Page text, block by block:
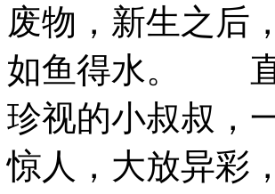
废物，新生之后
如鱼得水。 直
珍视的小叔叔，
惊人，大放异彩